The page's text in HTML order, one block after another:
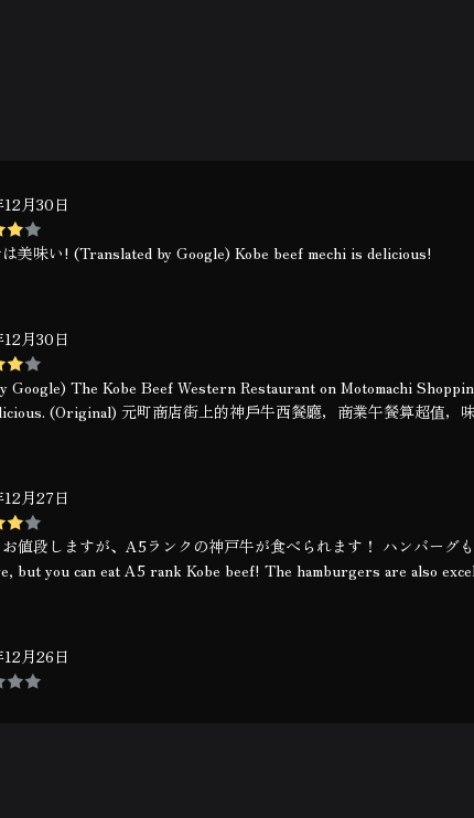
月30日
美味い! (Translated by Google) Kobe beef mechi is delicious!
月30日
Google) The Kobe Beef Western Restaurant on Motomachi
(Original) 元町商店街上的神戶牛西餐廳，商業午餐算超值，味
月27日
値段しますが、A5ランクの神戸牛が食べられます！ ハンバーグ
but you can eat A5 rank Kobe beef! The hamburgers are also
月26日